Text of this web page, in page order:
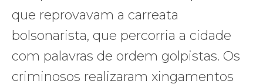
que reprovavam a carreata
bolsonarista, que percorria a cidade
com palavras de ordem golpistas. Os
criminosos realizaram xingamentos